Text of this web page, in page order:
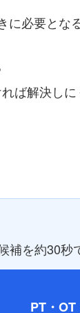
必要とな
ば解決し
を約30秒
PT・